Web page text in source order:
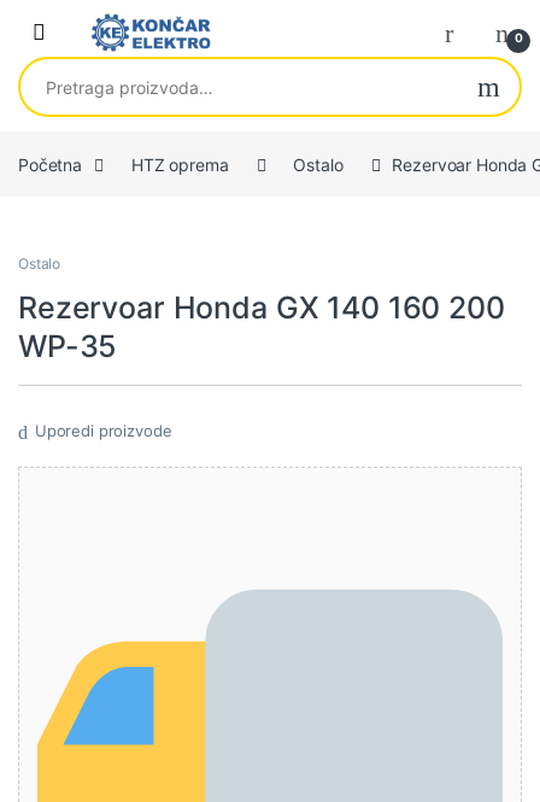
Skip to navigation
Skip to content
0
Pretraga za:
Početna HTZ oprema Ostalo Rezervoar Honda
Ostalo
Rezervoar Honda GX 140 160 200
WP-35
Uporedi proizvode